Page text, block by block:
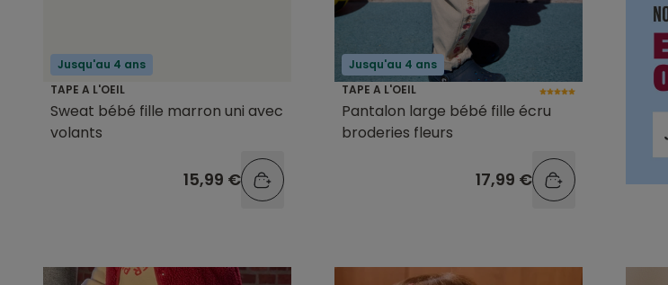
Jusqu'au 4 ans
TAPE A L'OEIL
Sweat bébé fille marron uni avec
volants
15,99 €
Jusqu'au 4 ans
TAPE A L'OEIL
Pantalon large bébé fille écru
broderies fleurs
17,99 €